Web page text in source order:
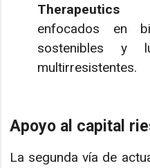
Therapeutics
enfocados en
sostenibles y
multirresistentes.
Apoyo al capital
La segunda vía de